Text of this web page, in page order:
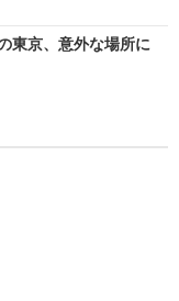
東京、意外な場所に